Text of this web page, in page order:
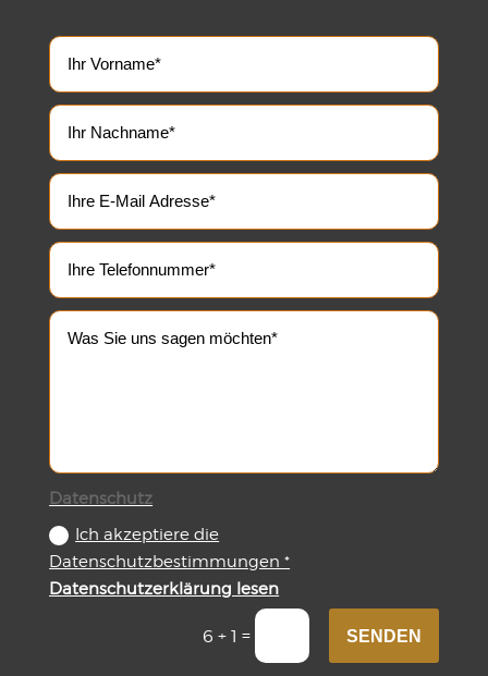
Datenschutz
Ich akzeptiere die
Datenschutzbestimmungen *
Datenschutzerklärung lesen
6 + 1 = SENDEN